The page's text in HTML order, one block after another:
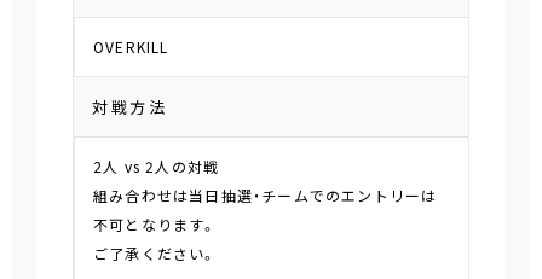
OVERKILL
対戦方法
2人 vs 2人の対戦
組み合わせは当日抽選・チームでのエントリーは
不可となります。
ご了承ください。